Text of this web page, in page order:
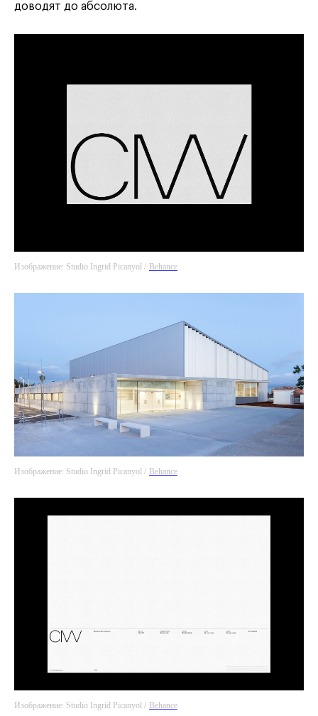
доводят до абсолюта.
Изображение: Studio Ingrid Picanyol / Behance
Изображение: Studio Ingrid Picanyol / Behance
Изображение: Studio Ingrid Picanyol / Behance